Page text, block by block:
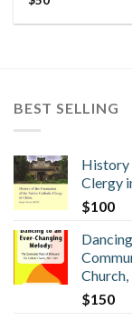
BEST SELLING
History
Clergy
$100
$150